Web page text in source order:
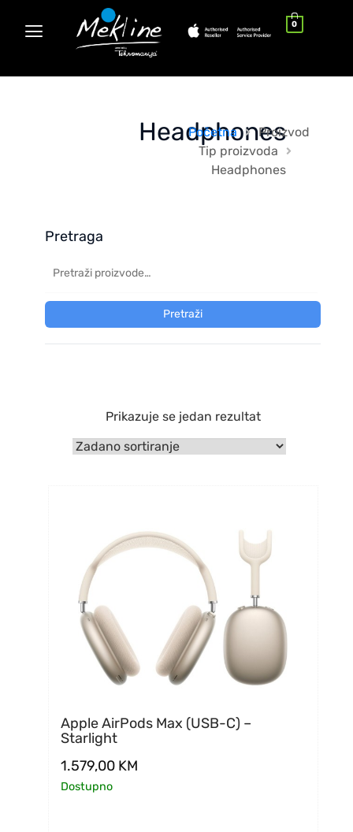
0
Headphones
Početna
Proizvod
Tip proizvoda
Headphones
Pretraga
Pretraži
Prikazuje se jedan rezultat
Apple AirPods Max (USB-C) –
Starlight
1.579,00 KM
Dostupno